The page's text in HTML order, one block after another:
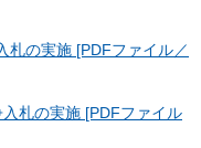
札の実施 [PDFファイル／
札の実施 [PDFファイル